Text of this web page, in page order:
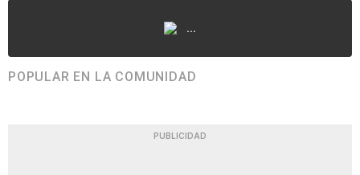
...
POPULAR EN LA COMUNIDAD
PUBLICIDAD